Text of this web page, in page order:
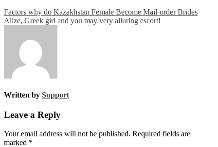
Post
navigation
Factors why do Kazakhstan Female Become Mail-order Brides
Alize, Greek girl and you may very alluring escort!
Written by Support
Leave a Reply
Your email address will not be published. Required fields are
marked *